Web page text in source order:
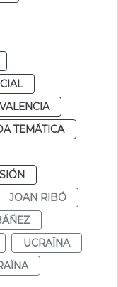
VALENCIA
TEMÁTICA
JOAN RIBÓ
UCRAÏNA